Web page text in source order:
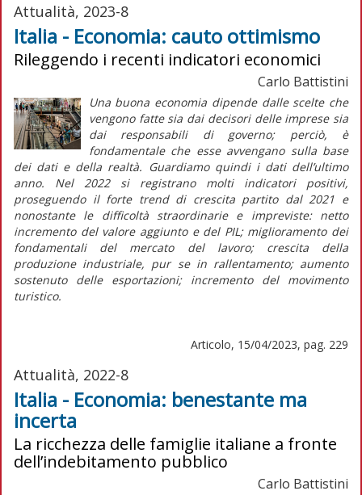
Attualità, 2023-8
Italia - Economia: cauto ottimismo
Rileggendo i recenti indicatori economici
Carlo Battistini
Una buona economia dipende dalle scelte che
vengono fatte sia dai decisori delle imprese sia
dai responsabili di governo; perciò, è
fondamentale che esse avvengano sulla base
dei dati e della realtà. Guardiamo quindi i dati dell’ultimo
anno. Nel 2022 si registrano molti indicatori positivi,
proseguendo il forte trenddi crescita partito dal 2021 e
nonostante le difficoltà straordinarie e impreviste: netto
incremento del valore aggiunto e del PIL; miglioramento dei
fondamentali del mercato del lavoro; crescita della
produzione industriale, pur se in rallentamento; aumento
sostenuto delle esportazioni; incremento del movimento
turistico.
Articolo, 15/04/2023, pag. 229
Attualità, 2022-8
Italia - Economia: benestante ma
incerta
La ricchezza delle famiglie italiane a fronte
dell’indebitamento pubblico
Carlo Battistini